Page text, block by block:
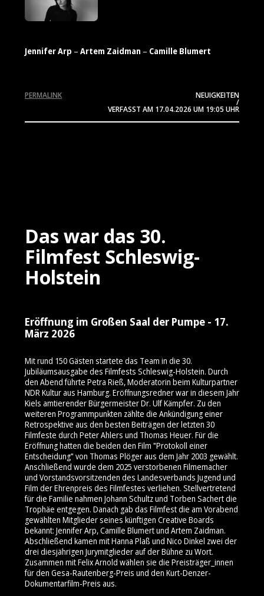
Jennifer Arp – Artem Zaidman – Camille Blumert
NEUIGKEITEN
/
VERFASST AM 17.04.2026 UM 19:05 UHR
PERMALINK
Das war das 30.
Filmfest Schleswig-
Holstein
Eröffnung im Großen Saal der Pumpe - 17.
März 2026
Mit rund 150 Gästen startete das Team in die 30.
Jubiläumsausgabe des Filmfests Schleswig-Holstein. Durch
den Abend führte Petra Rieß, Moderatorin beim Kulturpartner
NDR Kultur aus Hamburg. Eröffnungsredner war in diesem Jahr
Kiels amtierender Bürgermeister Dr. Ulf Kämpfer. Zu den
weiteren Programmpunkten zählte die Ankündigung einer
Retrospektive aus den besten Beiträgen der letzten 30
Filmfeste durch Peter Ahlers und Thomas Heuer. Für die
Eröffnung hatten die beiden den Film "Protokoll einer
Entscheidung" von Thomas Plöger aus dem Jahr 2003 gewählt.
Anschließend wurde dem 2025 verstorbenen Filmemacher
und Vorstandsvorsitzenden des Landesverbands Jugend und
Film der Ehrenpreis des Filmfestes verliehen. Stellvertretend
für die Familie nahmen Johann Schultz und Torben Sachert die
Trophäe entgegen. Danach gab das Filmfest die am Vorabend
gewählten Mitglieder seines künftigen Creative Boards
bekannt: Jennifer Arp, Camille Blumert und Artem Zaidman.
Abschließend kamen mit Hanna Plaß und Nico Dinkel zwei der
drei diesjährigen Jurymitglieder auf der Bühne zu Wort.
Zusammen mit Felix Arnold wählen sie die Preisträger_innen
für den Gesa-Rautenberg-Preis und den Kurt-Denzer-
Dokumentarfilm-Preis aus.